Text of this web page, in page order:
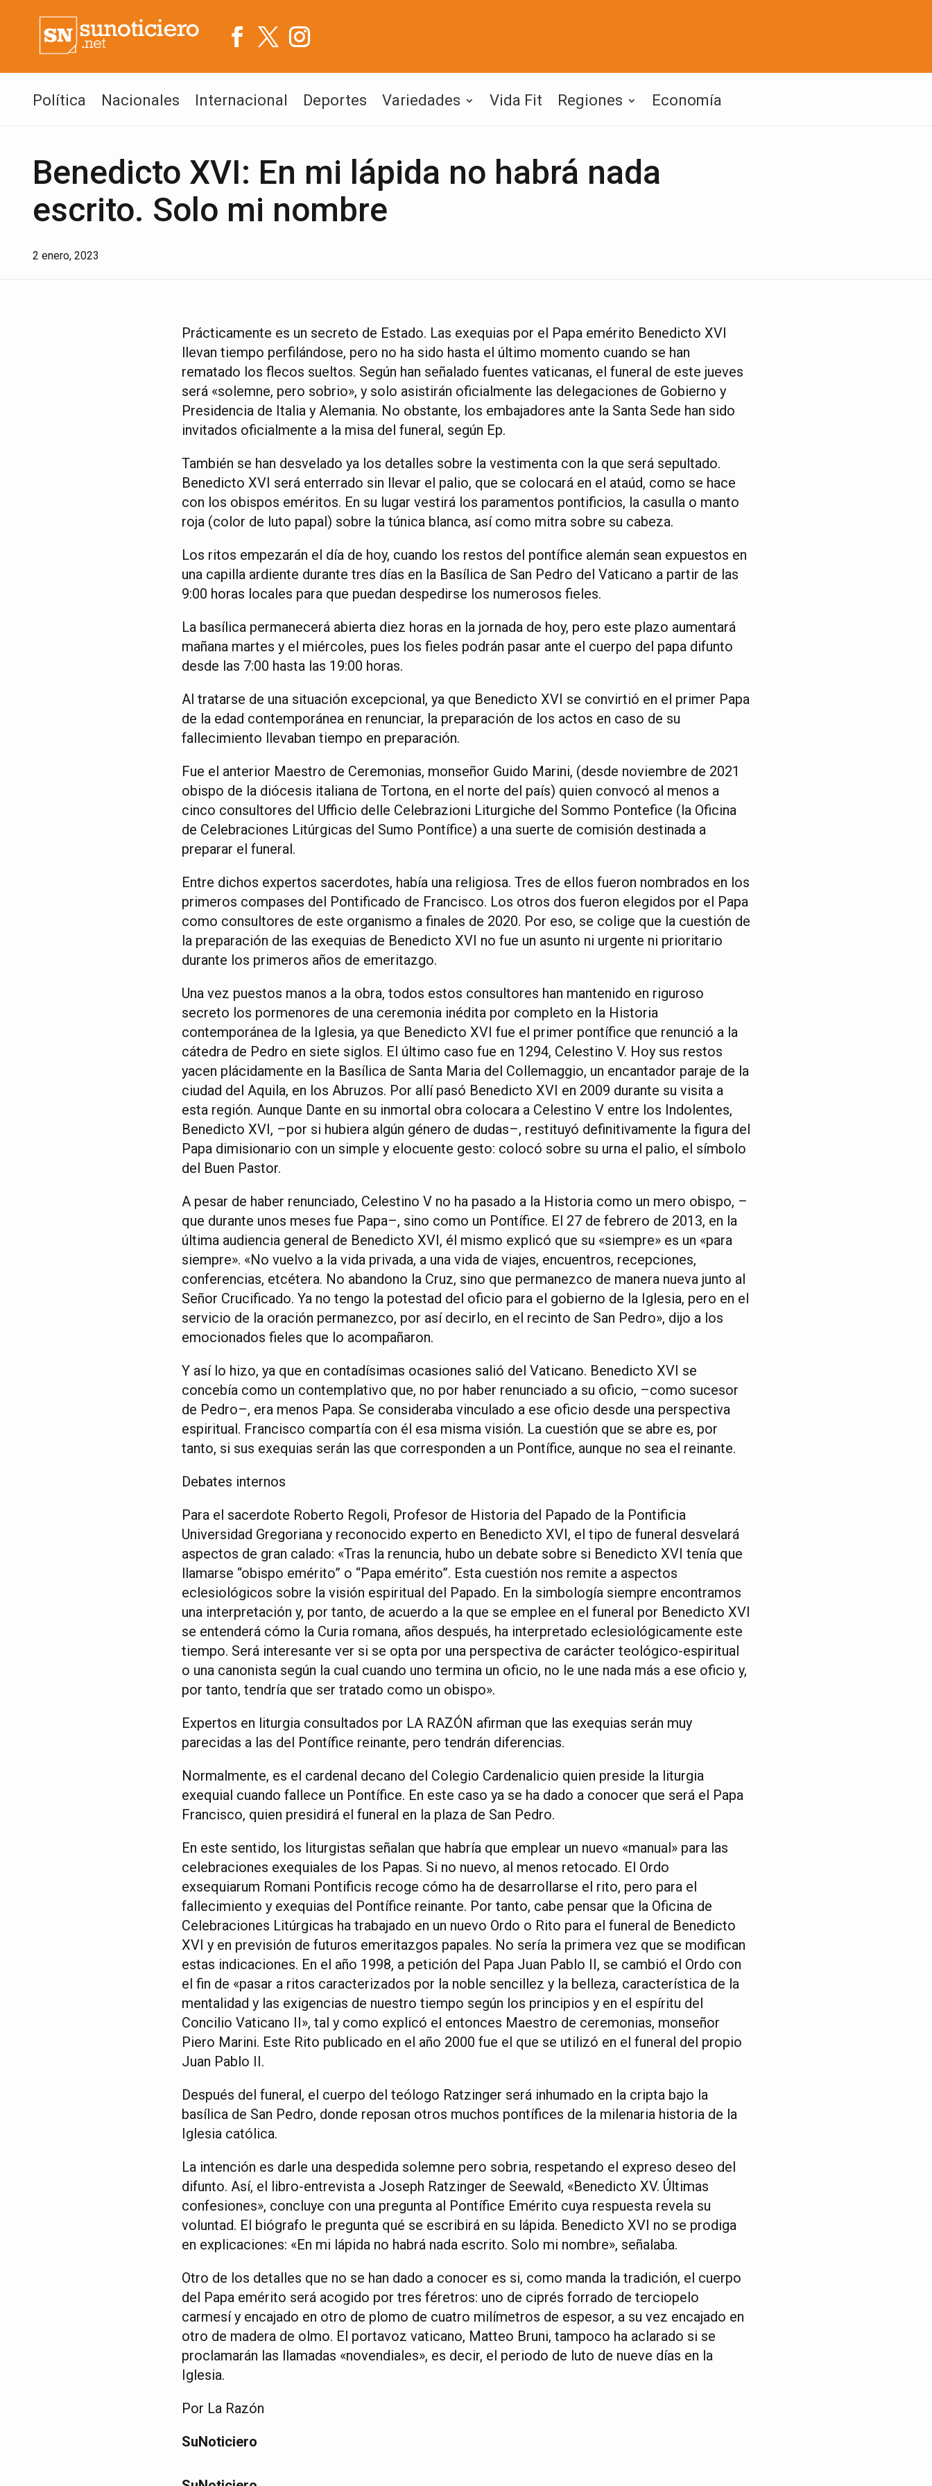
Política Nacionales Internacional Deportes Variedades Vida Fit Regiones Economía
Benedicto XVI: En mi lápida no habrá nada
escrito. Solo mi nombre
2 enero, 2023
Prácticamente es un secreto de Estado. Las exequias por el Papa emérito Benedicto XVI
llevan tiempo perfilándose, pero no ha sido hasta el último momento cuando se han
rematado los flecos sueltos. Según han señalado fuentes vaticanas, el funeral de este jueves
será «solemne, pero sobrio», y solo asistirán oficialmente las delegaciones de Gobierno y
Presidencia de Italia y Alemania. No obstante, los embajadores ante la Santa Sede han sido
invitados oficialmente a la misa del funeral, según Ep.
También se han desvelado ya los detalles sobre la vestimenta con la que será sepultado.
Benedicto XVI será enterrado sin llevar el palio, que se colocará en el ataúd, como se hace
con los obispos eméritos. En su lugar vestirá los paramentos pontificios, la casulla o manto
roja (color de luto papal) sobre la túnica blanca, así como mitra sobre su cabeza.
Los ritos empezarán el día de hoy, cuando los restos del pontífice alemán sean expuestos en
una capilla ardiente durante tres días en la Basílica de San Pedro del Vaticano a partir de las
9:00 horas locales para que puedan despedirse los numerosos fieles.
La basílica permanecerá abierta diez horas en la jornada de hoy, pero este plazo aumentará
mañana martes y el miércoles, pues los fieles podrán pasar ante el cuerpo del papa difunto
desde las 7:00 hasta las 19:00 horas.
Al tratarse de una situación excepcional, ya que Benedicto XVI se convirtió en el primer Papa
de la edad contemporánea en renunciar, la preparación de los actos en caso de su
fallecimiento llevaban tiempo en preparación.
Fue el anterior Maestro de Ceremonias, monseñor Guido Marini, (desde noviembre de 2021
obispo de la diócesis italiana de Tortona, en el norte del país) quien convocó al menos a
cinco consultores del Ufficio delle Celebrazioni Liturgiche del Sommo Pontefice (la Oficina
de Celebraciones Litúrgicas del Sumo Pontífice) a una suerte de comisión destinada a
preparar el funeral.
Entre dichos expertos sacerdotes, había una religiosa. Tres de ellos fueron nombrados en los
primeros compases del Pontificado de Francisco. Los otros dos fueron elegidos por el Papa
como consultores de este organismo a finales de 2020. Por eso, se colige que la cuestión de
la preparación de las exequias de Benedicto XVI no fue un asunto ni urgente ni prioritario
durante los primeros años de emeritazgo.
Una vez puestos manos a la obra, todos estos consultores han mantenido en riguroso
secreto los pormenores de una ceremonia inédita por completo en la Historia
contemporánea de la Iglesia, ya que Benedicto XVI fue el primer pontífice que renunció a la
cátedra de Pedro en siete siglos. El último caso fue en 1294, Celestino V. Hoy sus restos
yacen plácidamente en la Basílica de Santa Maria del Collemaggio, un encantador paraje de la
ciudad del Aquila, en los Abruzos. Por allí pasó Benedicto XVI en 2009 durante su visita a
esta región. Aunque Dante en su inmortal obra colocara a Celestino V entre los Indolentes,
Benedicto XVI, –por si hubiera algún género de dudas–, restituyó definitivamente la figura del
Papa dimisionario con un simple y elocuente gesto: colocó sobre su urna el palio, el símbolo
del Buen Pastor.
A pesar de haber renunciado, Celestino V no ha pasado a la Historia como un mero obispo, –
que durante unos meses fue Papa–, sino como un Pontífice. El 27 de febrero de 2013, en la
última audiencia general de Benedicto XVI, él mismo explicó que su «siempre» es un «para
siempre». «No vuelvo a la vida privada, a una vida de viajes, encuentros, recepciones,
conferencias, etcétera. No abandono la Cruz, sino que permanezco de manera nueva junto al
Señor Crucificado. Ya no tengo la potestad del oficio para el gobierno de la Iglesia, pero en el
servicio de la oración permanezco, por así decirlo, en el recinto de San Pedro», dijo a los
emocionados fieles que lo acompañaron.
Y así lo hizo, ya que en contadísimas ocasiones salió del Vaticano. Benedicto XVI se
concebía como un contemplativo que, no por haber renunciado a su oficio, –como sucesor
de Pedro–, era menos Papa. Se consideraba vinculado a ese oficio desde una perspectiva
espiritual. Francisco compartía con él esa misma visión. La cuestión que se abre es, por
tanto, si sus exequias serán las que corresponden a un Pontífice, aunque no sea el reinante.
Debates internos
Para el sacerdote Roberto Regoli, Profesor de Historia del Papado de la Pontificia
Universidad Gregoriana y reconocido experto en Benedicto XVI, el tipo de funeral desvelará
aspectos de gran calado: «Tras la renuncia, hubo un debate sobre si Benedicto XVI tenía que
llamarse “obispo emérito” o “Papa emérito”. Esta cuestión nos remite a aspectos
eclesiológicos sobre la visión espiritual del Papado. En la simbología siempre encontramos
una interpretación y, por tanto, de acuerdo a la que se emplee en el funeral por Benedicto XVI
se entenderá cómo la Curia romana, años después, ha interpretado eclesiológicamente este
tiempo. Será interesante ver si se opta por una perspectiva de carácter teológico-espiritual
o una canonista según la cual cuando uno termina un oficio, no le une nada más a ese oficio y,
por tanto, tendría que ser tratado como un obispo».
Expertos en liturgia consultados por LA RAZÓN afirman que las exequias serán muy
parecidas a las del Pontífice reinante, pero tendrán diferencias.
Normalmente, es el cardenal decano del Colegio Cardenalicio quien preside la liturgia
exequial cuando fallece un Pontífice. En este caso ya se ha dado a conocer que será el Papa
Francisco, quien presidirá el funeral en la plaza de San Pedro.
En este sentido, los liturgistas señalan que habría que emplear un nuevo «manual» para las
celebraciones exequiales de los Papas. Si no nuevo, al menos retocado. El Ordo
exsequiarum Romani Pontificis recoge cómo ha de desarrollarse el rito, pero para el
fallecimiento y exequias del Pontífice reinante. Por tanto, cabe pensar que la Oficina de
Celebraciones Litúrgicas ha trabajado en un nuevo Ordo o Rito para el funeral de Benedicto
XVI y en previsión de futuros emeritazgos papales. No sería la primera vez que se modifican
estas indicaciones. En el año 1998, a petición del Papa Juan Pablo II, se cambió el Ordo con
el fin de «pasar a ritos caracterizados por la noble sencillez y la belleza, característica de la
mentalidad y las exigencias de nuestro tiempo según los principios y en el espíritu del
Concilio Vaticano II», tal y como explicó el entonces Maestro de ceremonias, monseñor
Piero Marini. Este Rito publicado en el año 2000 fue el que se utilizó en el funeral del propio
Juan Pablo II.
Después del funeral, el cuerpo del teólogo Ratzinger será inhumado en la cripta bajo la
basílica de San Pedro, donde reposan otros muchos pontífices de la milenaria historia de la
Iglesia católica.
La intención es darle una despedida solemne pero sobria, respetando el expreso deseo del
difunto. Así, el libro-entrevista a Joseph Ratzinger de Seewald, «Benedicto XV. Últimas
confesiones», concluye con una pregunta al Pontífice Emérito cuya respuesta revela su
voluntad. El biógrafo le pregunta qué se escribirá en su lápida. Benedicto XVI no se prodiga
en explicaciones: «En mi lápida no habrá nada escrito. Solo mi nombre», señalaba.
Otro de los detalles que no se han dado a conocer es si, como manda la tradición, el cuerpo
del Papa emérito será acogido por tres féretros: uno de ciprés forrado de terciopelo
carmesí y encajado en otro de plomo de cuatro milímetros de espesor, a su vez encajado en
otro de madera de olmo. El portavoz vaticano, Matteo Bruni, tampoco ha aclarado si se
proclamarán las llamadas «novendiales», es decir, el periodo de luto de nueve días en la
Iglesia.
Por La Razón
SuNoticiero